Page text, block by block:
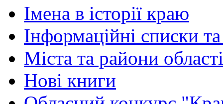
Імена в історії краю
Інформаційні списки
Міста та райони області
Нові книги